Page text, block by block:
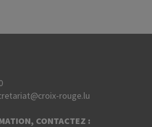
rouge.lu
CONTACTEZ :